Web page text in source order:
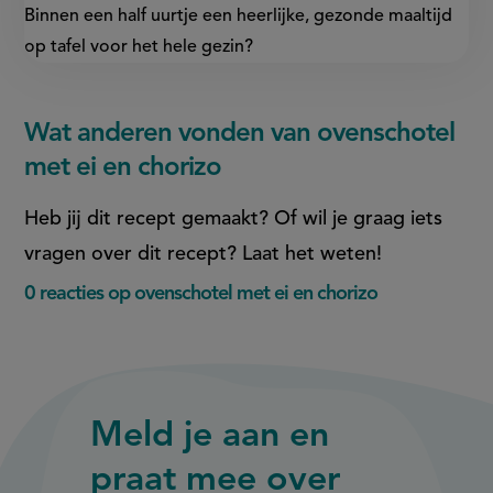
Binnen een half uurtje een heerlijke, gezonde maaltijd
op tafel voor het hele gezin?
Wat anderen vonden van ovenschotel
met ei en chorizo
Heb jij dit recept gemaakt? Of wil je graag iets
vragen over dit recept? Laat het weten!
0 reacties op ovenschotel met ei en chorizo
Meld je aan en
praat mee over